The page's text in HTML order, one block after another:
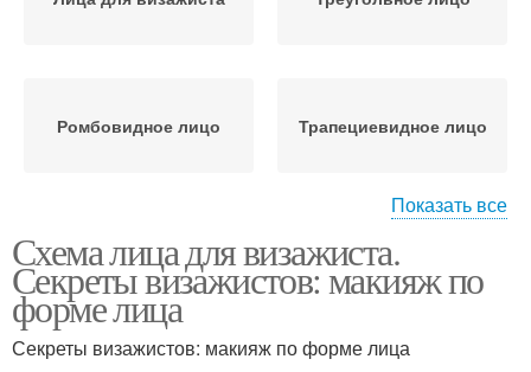
Ромбовидное лицо Трапециевидное лицо
Прямоугольное лицо Лица для маски
Показать все
Схема лица для визажиста.
Секреты визажистов: макияж по
форме лица
Секреты визажистов: макияж по форме лица